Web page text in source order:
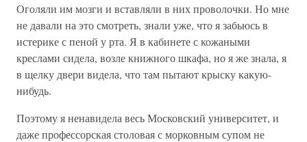
Оголяли им мозги и вставляли в них проволочки. Но мне
не давали на это смотреть, знали уже, что я забьюсь в
истерике с пеной у рта. Я в кабинете с кожаными
креслами сидела, возле книжного шкафа, но я же знала, я
в щелку двери видела, что там пытают крыску какую-
нибудь.
Поэтому я ненавидела весь Московский университет, и
даже профессорская столовая с морковным супом не